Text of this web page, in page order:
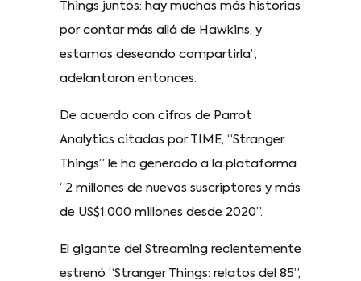
Things juntos: hay muchas más historias
por contar más allá de Hawkins, y
estamos deseando compartirla”,
adelantaron entonces.
De acuerdo con cifras de Parrot
Analytics citadas por TIME, “Stranger
Things” le ha generado a la plataforma
“2 millones de nuevos suscriptores y más
de US$1.000 millones desde 2020”.
El gigante del Streaming recientemente
estrenó “Stranger Things: relatos del 85”,